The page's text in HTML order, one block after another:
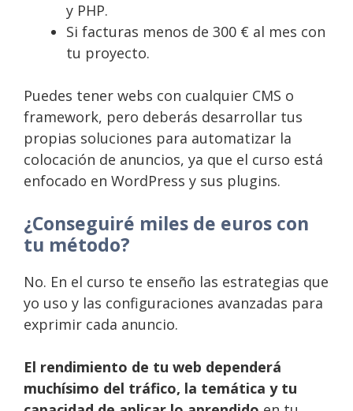
y PHP.
Si facturas menos de 300 € al mes con
tu proyecto.
Puedes tener webs con cualquier CMS o
framework, pero deberás desarrollar tus
propias soluciones para automatizar la
colocación de anuncios, ya que el curso está
enfocado en WordPress y sus plugins.
¿Conseguiré miles de euros con
tu método?
No. En el curso te enseño las estrategias que
yo uso y las configuraciones avanzadas para
exprimir cada anuncio.
El rendimiento de tu web dependerá
muchísimo del tráfico, la temática y tu